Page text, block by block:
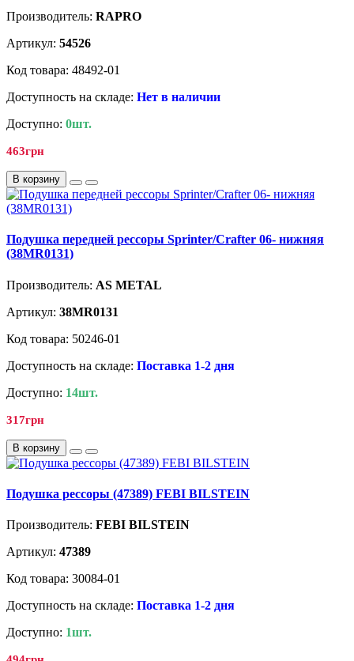
Производитель: RAPRO
Артикул: 54526
Код товара: 48492-01
Доступность на складе: Нет в наличии
Доступно: 0шт.
463грн
В корзину
Подушка передней рессоры Sprinter/Crafter 06- нижняя
(38MR0131)
Производитель: AS METAL
Артикул: 38MR0131
Код товара: 50246-01
Доступность на складе: Поставка 1-2 дня
Доступно: 14шт.
317грн
В корзину
Подушка рессоры (47389) FEBI BILSTEIN
Производитель: FEBI BILSTEIN
Артикул: 47389
Код товара: 30084-01
Доступность на складе: Поставка 1-2 дня
Доступно: 1шт.